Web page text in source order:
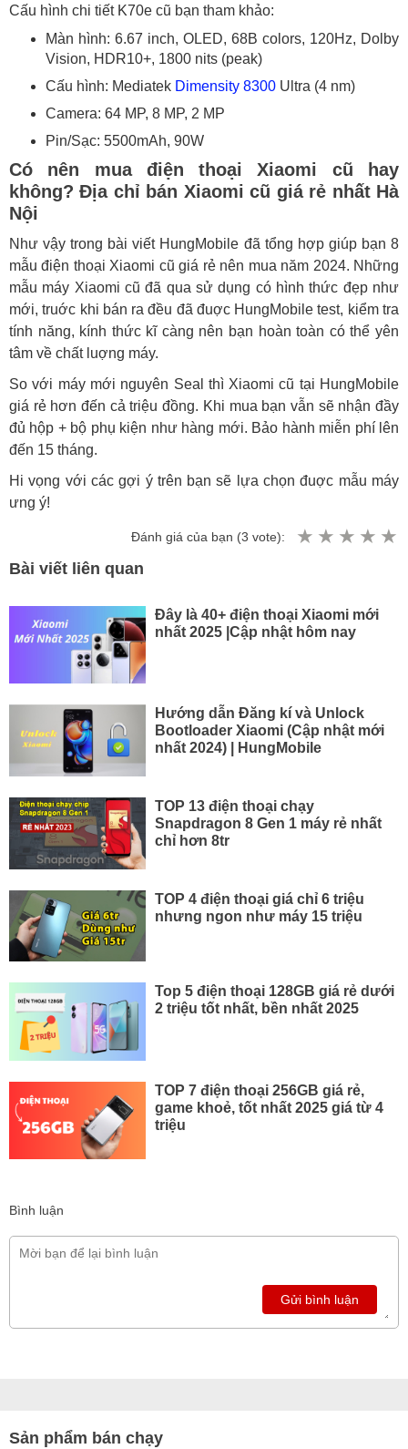
Cấu hình chi tiết K70e cũ bạn tham khảo:
Màn hình: 6.67 inch, OLED, 68B colors, 120Hz, Dolby
Vision, HDR10+, 1800 nits (peak)
Cấu hình: Mediatek Dimensity 8300 Ultra (4 nm)
Camera: 64 MP, 8 MP, 2 MP
Pin/Sạc: 5500mAh, 90W
Có nên mua điện thoại Xiaomi cũ hay
không? Địa chỉ bán Xiaomi cũ giá rẻ nhất Hà
Nội
Như vậy trong bài viết HungMobile đã tổng hợp giúp bạn 8
mẫu điện thoại Xiaomi cũ giá rẻ nên mua năm 2024. Những
mẫu máy Xiaomi cũ đã qua sử dụng có hình thức đẹp như
mới, truớc khi bán ra đều đã đuợc HungMobile test, kiểm tra
tính năng, kính thức kĩ càng nên bạn hoàn toàn có thể yên
tâm về chất luợng máy.
So với máy mới nguyên Seal thì Xiaomi cũ tại HungMobile
giá rẻ hơn đến cả triệu đồng. Khi mua bạn vẫn sẽ nhận đầy
đủ hộp + bộ phụ kiện như hàng mới. Bảo hành miễn phí lên
đến 15 tháng.
Hi vọng với các gợi ý trên bạn sẽ lựa chọn đuợc mẫu máy
ưng ý!
Đánh giá của bạn (3 vote):
Bài viết liên quan
Đây là 40+ điện thoại Xiaomi mới
nhất 2025 |Cập nhật hôm nay
Hướng dẫn Đăng kí và Unlock
Bootloader Xiaomi (Cập nhật mới
nhất 2024) | HungMobile
TOP 13 điện thoại chạy
Snapdragon 8 Gen 1 máy rẻ nhất
chỉ hơn 8tr
TOP 4 điện thoại giá chỉ 6 triệu
nhưng ngon như máy 15 triệu
Top 5 điện thoại 128GB giá rẻ dưới
2 triệu tốt nhất, bền nhất 2025
TOP 7 điện thoại 256GB giá rẻ,
game khoẻ, tốt nhất 2025 giá từ 4
triệu
Bình luận
Gửi bình luận
Sản phẩm bán chạy